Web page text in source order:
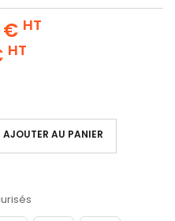
€ HT
HT
AJOUTER AU PANIER